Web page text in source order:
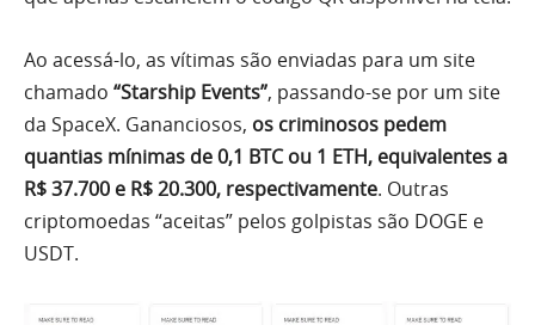
Ao acessá-lo, as vítimas são enviadas para um site
chamado “Starship Events”, passando-se por um site
da SpaceX. Gananciosos, os criminosos pedem
quantias mínimas de 0,1 BTC ou 1 ETH, equivalentes a
R$ 37.700 e R$ 20.300, respectivamente. Outras
criptomoedas “aceitas” pelos golpistas são DOGE e
USDT.